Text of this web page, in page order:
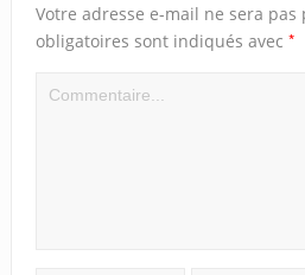
Votre adresse e-mail ne sera pas
obligatoires sont indiqués avec *